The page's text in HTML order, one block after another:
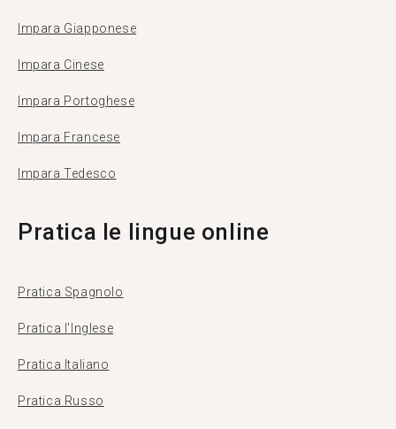
Impara Giapponese
Impara Cinese
Impara Portoghese
Impara Francese
Impara Tedesco
Pratica le lingue online
Pratica Spagnolo
Pratica l'Inglese
Pratica Italiano
Pratica Russo